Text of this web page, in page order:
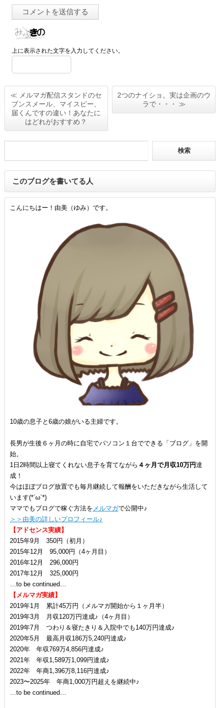
上に表示された文字を入力してください。
≪ メルマガ配信スタンドのセ
ブンスメール、マイスピー、
届くんですの違い！あなたに
はどれがおすすめ？
2つのナイショ。実は企画のウ
ラで・・・ ≫
このブログを書いてる人
こんにちはー！由美（ゆみ）です。
10歳の息子と6歳の娘がいる主婦です。
長男が生後６ヶ月の時に自宅でパソコン１台でできる「ブログ」を開
始。
1日2時間以上寝てくれない息子を育てながら ４ヶ月で月収10万円達
成！
今はほぼブログ放置でも毎月継続して報酬をいただきながら生活して
います(*´ω`*)
ママでもブログで稼ぐ方法を メルマガで公開中♪
＞＞由美の詳しいプロフィール♪
【アドセンス実績】
2015年9月 350円（初月）
2015年12月 95,000円（4ヶ月目）
2016年12月 296,000円
2017年12月 325,000円
…to be continued…
【メルマガ実績】
2019年1月 累計45万円（メルマガ開始から１ヶ月半）
2019年3月 月収120万円達成♪（4ヶ月目）
2019年7月 つわり＆寝たきり＆入院中でも140万円達成♪
2020年5月 最高月収186万5,240円達成♪
2020年 年収769万4,856円達成♪
2021年 年収1,589万1,099円達成♪
2022年 年商1,396万8,116円達成♪
2023〜2025年 年商1,000万円超えを継続中♪
…to be continued…